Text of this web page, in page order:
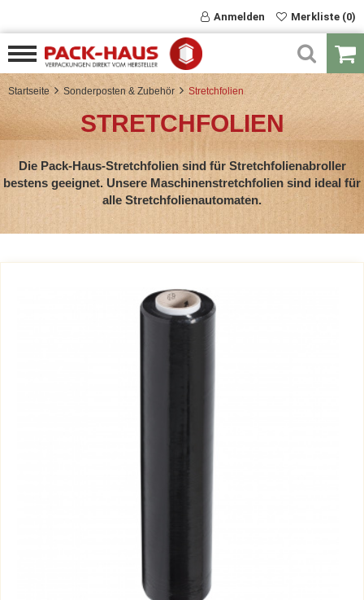
Anmelden Merkliste (0)
Startseite Sonderposten & Zubehör Stretchfolien
STRETCHFOLIEN
Die Pack-Haus-Stretchfolien sind für Stretchfolienabroller
bestens geeignet. Unsere Maschinenstretchfolien sind ideal für
alle Stretchfolienautomaten.